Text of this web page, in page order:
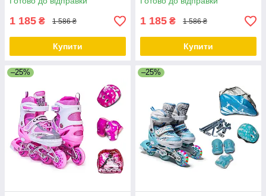
1 185 ₴ 1 586 ₴
Купити
29-33
1 185 ₴ 1 586 ₴
Купити
–25% –25%